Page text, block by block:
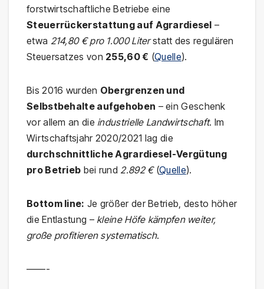
forstwirtschaftliche Betriebe eine
Steuerrückerstattung auf Agrardiesel –
etwa 214,80 € pro 1.000 Literstatt des regulären
Steuersatzes von 255,60 € (Quelle).
Bis 2016 wurden Obergrenzen und
Selbstbehalte aufgehoben – ein Geschenk
vor allem an die industrielle Landwirtschaft. Im
Wirtschaftsjahr 2020/2021 lag die
durchschnittliche Agrardiesel-Vergütung
pro Betrieb bei rund 2.892 €(Quelle).
Bottom line: Je größer der Betrieb, desto höher
die Entlastung – kleine Höfe kämpfen weiter,
große profitieren systematisch.
——-